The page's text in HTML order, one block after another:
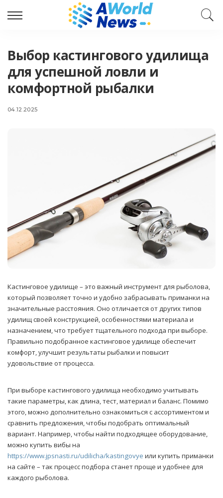
Выбор кастингового удилища
для успешной ловли и
комфортной рыбалки
04.12.2025
Кастинговое удилище – это важный инструмент для рыболова,
который позволяет точно и удобно забрасывать приманки на
значительные расстояния. Оно отличается от других типов
удилищ своей конструкцией, особенностями материала и
назначением, что требует тщательного подхода при выборе.
Правильно подобранное кастинговое удилище обеспечит
комфорт, улучшит результаты рыбалки и повысит
удовольствие от процесса.
При выборе кастингового удилища необходимо учитывать
такие параметры, как длина, тест, материал и баланс. Помимо
этого, можно дополнительно ознакомиться с ассортиментом и
сравнить предложения, чтобы подобрать оптимальный
вариант. Например, чтобы найти подходящее оборудование,
можно купить вибы на
https://www.jpsnasti.ru/udilicha/kastingovye или купить приманки
на сайте – так процесс подбора станет проще и удобнее для
каждого рыболова.